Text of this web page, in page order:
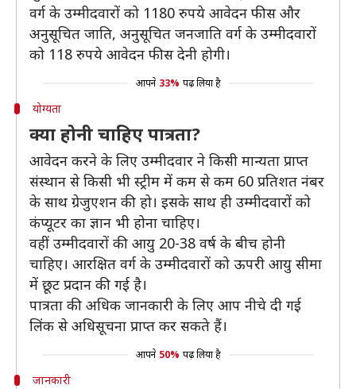
वर्ग के उम्मीदवारों को 1180 रुपये आवेदन फीस और
अनुसूचित जाति, अनुसूचित जनजाति वर्ग के उम्मीदवारों
को 118 रुपये आवेदन फीस देनी होगी।
आपने 33% पढ़ लिया है
योग्यता
क्या होनी चाहिए पात्रता?
आवेदन करने के लिए उम्मीदवार ने किसी मान्यता प्राप्त
संस्थान से किसी भी स्ट्रीम में कम से कम 60 प्रतिशत नंबर
के साथ ग्रेजुएशन की हो। इसके साथ ही उम्मीदवारों को
कंप्यूटर का ज्ञान भी होना चाहिए।
वहीं उम्मीदवारों की आयु 20-38 वर्ष के बीच होनी
चाहिए। आरक्षित वर्ग के उम्मीदवारों को ऊपरी आयु सीमा
में छूट प्रदान की गई है।
पात्रता की अधिक जानकारी के लिए आप नीचे दी गई
लिंक से अधिसूचना प्राप्त कर सकते हैं।
आपने 50% पढ़ लिया है
जानकारी